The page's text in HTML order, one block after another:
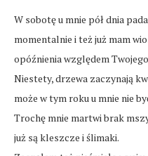
W sobotę u mnie pół dnia
momentalnie i też już mam
opóźnienia względem
Niestety, drzewa zaczynają
może w tym roku u mnie nie
Trochę mnie martwi brak
już są kleszcze i ślimaki.